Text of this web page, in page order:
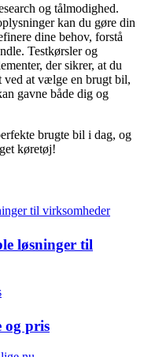
og tålmodighed.
kan du gøre din
dine behov, forstå
Testkørsler og
der sikrer, at du
ved at vælge en brugt bil,
gavne både dig og
brugte bil i dag, og
køretøj!
løsninger til
pris